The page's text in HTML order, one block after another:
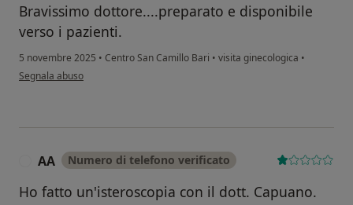
Bravissimo dottore....preparato e disponibile
verso i pazienti.
5 novembre 2025 • Centro San Camillo Bari • visita ginecologica •
secondo l'opinione dell'utente Barbara Surico
Segnala abuso
AA Numero di telefono verificato
Ho fatto un'isteroscopia con il dott. Capuano.